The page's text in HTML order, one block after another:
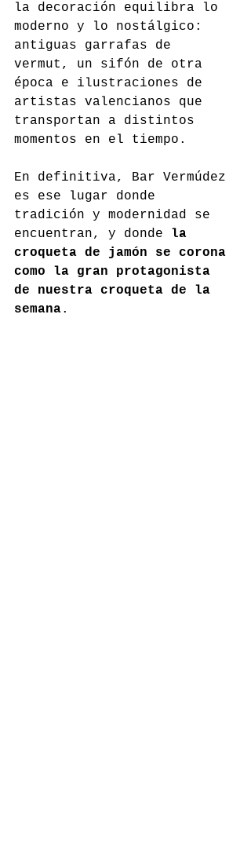
la decoración equilibra lo
moderno y lo nostálgico:
antiguas garrafas de
vermut, un sifón de otra
época e ilustraciones de
artistas valencianos que
transportan a distintos
momentos en el tiempo.
En definitiva, Bar Vermúdez
es ese lugar donde
tradición y modernidad se
encuentran, y donde
la
croqueta de jamón se corona
como la gran protagonista
de nuestra croqueta de la
semana.